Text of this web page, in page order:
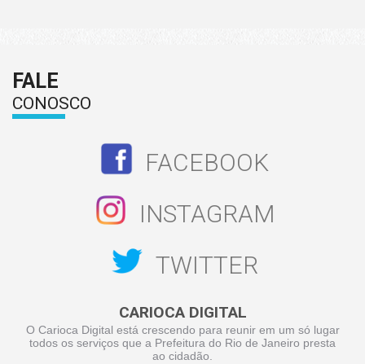
FALE
CONOSCO
FACEBOOK
INSTAGRAM
TWITTER
CARIOCA DIGITAL
O Carioca Digital está crescendo para reunir em um só lugar
todos os serviços que a Prefeitura do Rio de Janeiro presta
ao cidadão.